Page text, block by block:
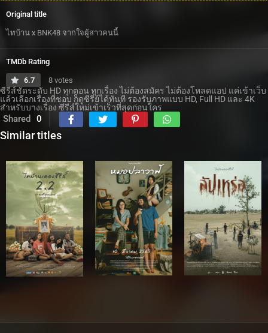
Original title
ไทบ้าน x BNK48 จากใจผู้สาวคนนี้
TMDb Rating
6.7 8 votes
ซีรีส์ชัดระดับ HD ทุกตอน ทุกเรื่อง ไม่ต้องสมัคร ไม่ต้องโหลดแอป แค่เข้าเว็บ
แล้วเลือกเรื่องที่ชอบ ก็ดูซีรี่ย์ได้ทันที รองรับภาพแบบ HD, Full HD และ 4K
สำหรับบางเรื่อง ซีรีส์ใหม่เข้าเร็วที่สุดก่อนใคร
Shared 0
Similar titles